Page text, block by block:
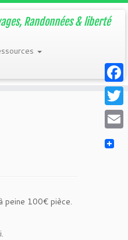
Randonnées & liberté
peine 100€ pièce.
Email